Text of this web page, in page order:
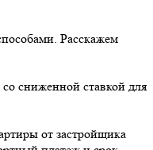
Расскажем
сниженной ставкой для
от застройщика